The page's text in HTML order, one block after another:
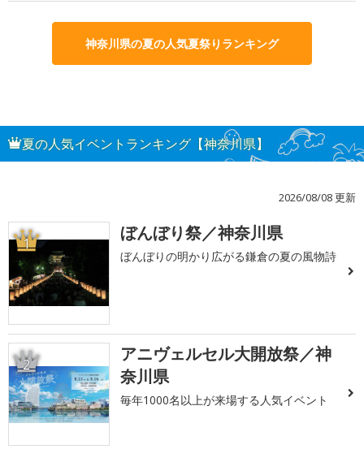
神奈川県の夏の人気夏祭りランキング
夏の人気イベントランキング【神奈川県】
2026/08/08 更新
1 ぼんぼり祭／神奈川県
ぼんぼりの明かり広がる鎌倉の夏の風物詩
2
アニヴェルセル大開放祭／神
奈川県
毎年1000名以上が来場する人気イベント